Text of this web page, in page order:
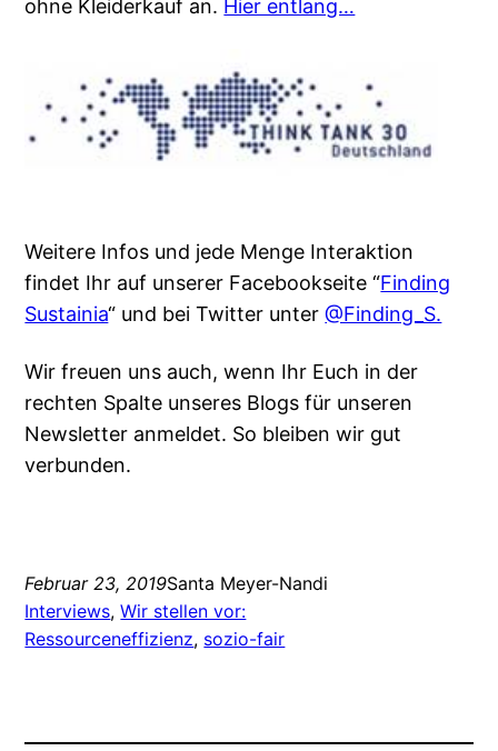
ohne Kleiderkauf an. Hier entlang…
Weitere Infos und jede Menge Interaktion
findet Ihr auf unserer Facebookseite “Finding
Sustainia“ und bei Twitter unter@Finding_S.
Wir freuen uns auch, wenn Ihr Euch in der
rechten Spalte unseres Blogs für unseren
Newsletter anmeldet. So bleiben wir gut
verbunden.
Februar 23, 2019Santa Meyer-Nandi
Interviews, Wir stellen vor:
Ressourceneffizienz, sozio-fair